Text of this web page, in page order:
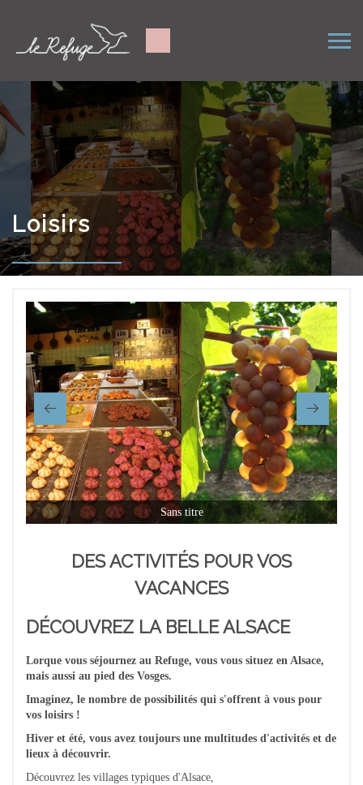
Loisirs
Sans titre
DES ACTIVITÉS POUR VOS
VACANCES
DÉCOUVREZ LA BELLE ALSACE
Lorque vous séjournez au Refuge, vous vous situez en Alsace,
mais aussi au pied des Vosges.
Imaginez, le nombre de possibilités qui s'offrent à vous pour
vos loisirs !
Hiver et été, vous avez toujours une multitudes d'activités et de
lieux à découvrir.
Découvrez les villages typiques d'Alsace,